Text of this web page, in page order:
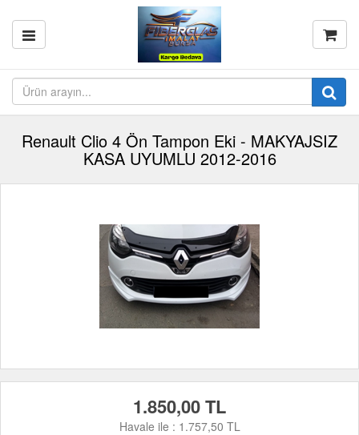
Renault Clio 4 Ön Tampon Eki - MAKYAJSIZ
KASA UYUMLU 2012-2016
1.850,00 TL
Havale ile : 1.757,50 TL